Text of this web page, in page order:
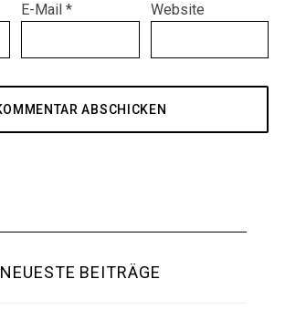
E-Mail* Website
NEUESTE BEITRÄGE